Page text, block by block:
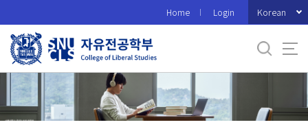
로
메
Home Login Korean